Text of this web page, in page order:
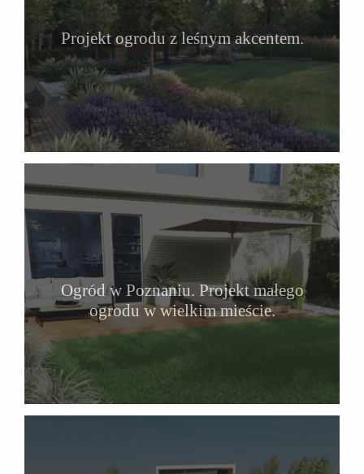
Projekt ogrodu z leśnym akcentem.
Ogród w Poznaniu. Projekt małego
ogrodu w wielkim mieście.